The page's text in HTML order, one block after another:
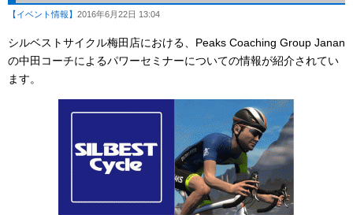
【イベント情報】 2016年6月22日 13:04
シルベストサイクル梅田店における、Peaks Coaching Group Janan
の中田コーチによるパワーセミナーについての情報が紹介されてい
ます。